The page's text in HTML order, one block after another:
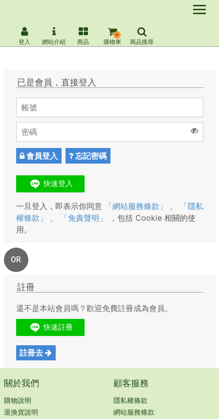
登入 網站介紹 商品 購物車
0
商品搜尋
已是會員，直接登入
會員登入 忘記密碼
一旦登入，即表示你同意 「網站服務條款」
「隱私
權條款」
「免責聲明」
，包括 Cookie 相關的使
用。
OR
註冊
還不是本站會員嗎？歡迎免費註冊成為會員。
註冊去
關於我們
購物說明
退換貨說明
顧客服務
隱私權條款
網站服務條款